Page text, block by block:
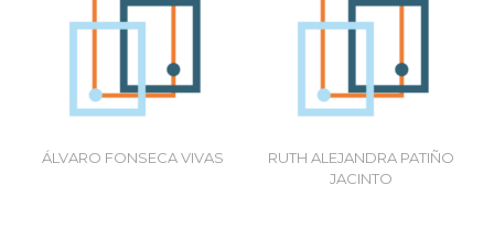
More
ÁLVARO FONSECA VIVAS
More
RUTH ALEJANDRA PATIÑO
JACINTO